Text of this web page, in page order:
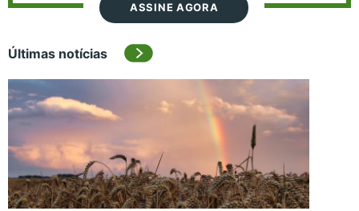
ASSINE AGORA
Últimas notícias